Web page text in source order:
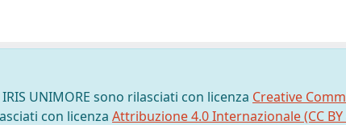
UNIMORE sono rilasciati con licenza Creative
con licenza Attribuzione 4.0 Internazionale (CC BY